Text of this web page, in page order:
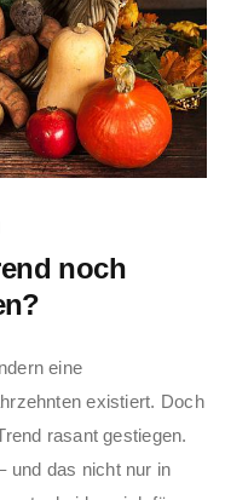
noch
eine
existiert. Doch
rasant gestiegen.
und das nicht nur in